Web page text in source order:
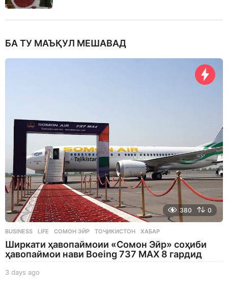
БА ТУ МАЪҚУЛ МЕШАВАД
380 0
BUSINESS ,LIFE СОМОН ЭЙР ,ТОҶИКИСТОН ,ХАБАР
Ширкати ҳавопаймоии «Сомон Эйр» соҳиби
ҳавопаймои нави Boeing 737 MAX 8 гардид
3 days ago